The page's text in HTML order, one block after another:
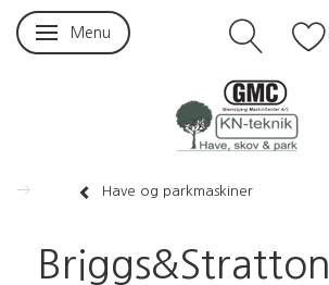
Skifte navigation
Menu
Have og parkmaskiner
Briggs&Stratton